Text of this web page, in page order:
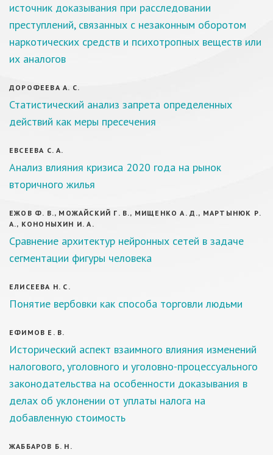
источник доказывания при расследовании
преступлений, связанных с незаконным оборотом
наркотических средств и психотропных веществ или
их аналогов
ДОРОФЕЕВА А. С.
Статистический анализ запрета определенных
действий как меры пресечения
ЕВСЕЕВА С. А.
Анализ влияния кризиса 2020 года на рынок
вторичного жилья
ЕЖОВ Ф. В., МОЖАЙСКИЙ Г. В., МИЩЕНКО А. Д., МАРТЫНЮК Р.
А., КОНОНЫХИН И. А.
Сравнение архитектур нейронных сетей в задаче
сегментации фигуры человека
ЕЛИСЕЕВА Н. С.
Понятие вербовки как способа торговли людьми
ЕФИМОВ Е. В.
Исторический аспект взаимного влияния изменений
налогового, уголовного и уголовно-процессуального
законодательства на особенности доказывания в
делах об уклонении от уплаты налога на
добавленную стоимость
ЖАББАРОВ Б. Н.